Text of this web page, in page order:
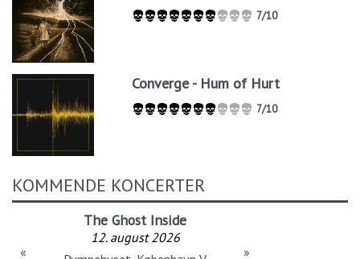
7/10
Converge - Hum of Hurt
7/10
KOMMENDE KONCERTER
The Ghost Inside
12. august 2026
« »